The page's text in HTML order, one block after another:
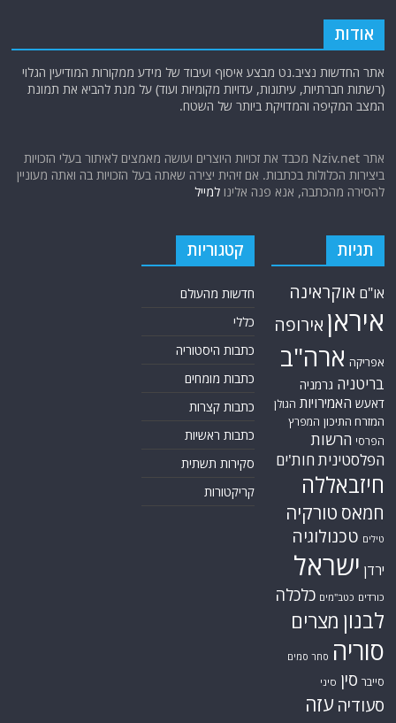
אודות
אתר החדשות נציב.נט מבצע איסוף ועיבוד של מידע ממקורות המודיעין הגלוי
(רשתות חברתיות, עיתונות, עדויות מקומיות ועוד) על מנת להביא את תמונת
המצב המקיפה והמדויקת ביותר של השטח.
אתר Nziv.net מכבד את זכויות היוצרים ועושה מאמצים לאיתור בעלי הזכויות
ביצירות הכלולות בכתבות. אם זיהית יצירה שאתה בעל הזכויות בה ואתה מעוניין
להסירה מהכתבה, אנא פנה אלינולמייל
תגיות
או"ם אוקראינה
איראן אירופה
אפריקה ארה"ב
בריטניה גרמניה
דאעש האמירויות הגולן
המזרח התיכון המפרץ
הפרסי הרשות
הפלסטיניתחות'ים
חיזבאללה
חמאס טורקיה
טילים טכנולוגיה
ירדן ישראל
כורדים כטב"מים כלכלה
לבנון מצרים
סוריה סחר סמים
סייבר סין סיני
סעודיה עזה
קטגוריות
חדשות מהעולם
כללי
כתבות היסטוריה
כתבות מומחים
כתבות קצרות
כתבות ראשיות
סקירות תשתית
קריקטורות